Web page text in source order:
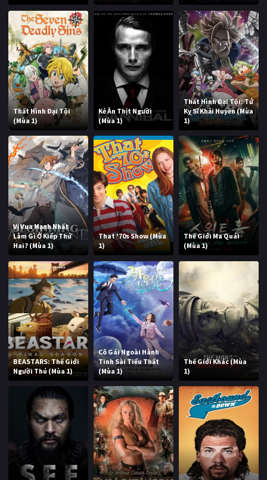
Thất Hình Đại Tội
(Mùa 1)
Kẻ Ăn Thịt Người
(Mùa 1)
Thất Hình Đại Tội: Tứ
Kỵ Sĩ Khải Huyền (Mùa
1)
Vị Vua Mạnh Nhất
Làm Gì Ở Kiếp Thứ
Hai? (Mùa 1)
That '70s Show (Mùa
1)
Thế Giới Ma Quái
(Mùa 1)
BEASTARS: Thế Giới
Người Thú (Mùa 1)
Cô Gái Ngoài Hành
Tinh Sài Tiểu Thất
(Mùa 1)
Thế Giới Khác (Mùa
1)